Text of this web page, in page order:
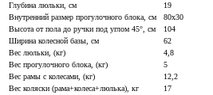
Глубина люльки, см
19
Внутренний размер прогулочного блока, см
80х30
Высота от пола до ручки под углом 45°, см
104
Ширина колесной базы, см
62
Вес люльки, (кг)
4,8
Вес прогулочного блока, (кг)
5
Вес рамы с колесами, (кг)
12,2
Вес коляски (рама+колеса+люлька), кг
17